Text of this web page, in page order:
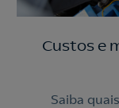
Custos e
Saiba